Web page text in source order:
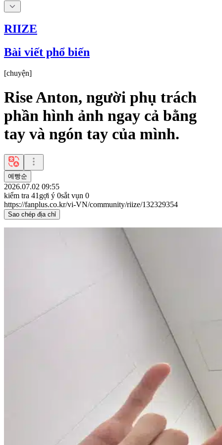
RIIZE
Bài viết phổ biến
[chuyện]
Rise Anton, người phụ trách
phần hình ảnh ngay cả bằng
tay và ngón tay của mình.
예빵순
2026.07.02 09:55
kiểm tra 41 gợi ý 0sắt vụn 0
https://fanplus.co.kr/vi-VN/community/riize/132329354
Sao chép địa chỉ